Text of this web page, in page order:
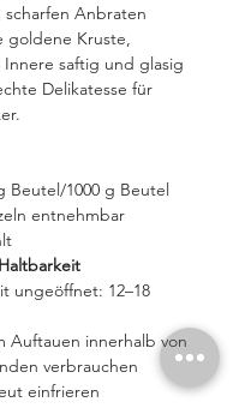
scharfen Anbraten
goldene Kruste,
saftig und glasig
Delikatesse für
Beutel/1000 g Beutel
entnehmbar
ungeöffnet: 12–18
Auftauen innerhalb von
verbrauchen
einfrieren